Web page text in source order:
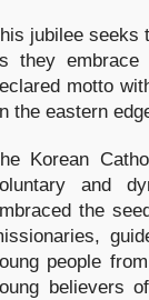
jubilee seeks
they embrace
motto
the eastern
Korean
and
the
people
believers